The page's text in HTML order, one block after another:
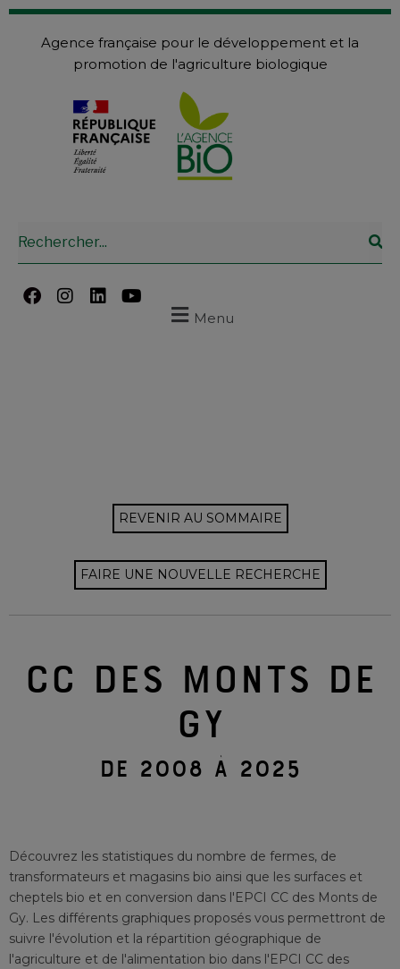
Agence française pour le développement et la
promotion de l'agriculture biologique
Menu
REVENIR AU SOMMAIRE
FAIRE UNE NOUVELLE RECHERCHE
CC DES MONTS DE
GY
DE 2008 À 2025
Découvrez les statistiques du nombre de fermes, de
transformateurs et magasins bio ainsi que les surfaces et
cheptels bio et en conversion dans l'EPCI CC des Monts de
Gy. Les différents graphiques proposés vous permettront de
suivre l'évolution et la répartition géographique de
l'agriculture et de l'alimentation bio dans l'EPCI CC des